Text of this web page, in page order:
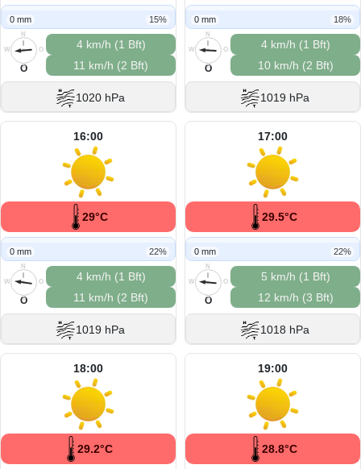
0 mm 15%
N
O
S
W
O
4 km/h (1 Bft)
11 km/h (2 Bft)
1020 hPa
0 mm 18%
N
O
S
W
O
4 km/h (1 Bft)
10 km/h (2 Bft)
1019 hPa
16:00
29°C
0 mm 22%
N
O
S
W
O
4 km/h (1 Bft)
11 km/h (2 Bft)
1019 hPa
17:00
29.5°C
0 mm 22%
N
O
S
W
O
5 km/h (1 Bft)
12 km/h (3 Bft)
1018 hPa
18:00
29.2°C
19:00
28.8°C